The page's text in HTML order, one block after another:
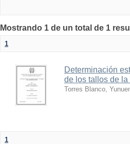
Mostrando 1 de un total de 1
1
Determinación
de los tallos de
Torres Blanco,
1